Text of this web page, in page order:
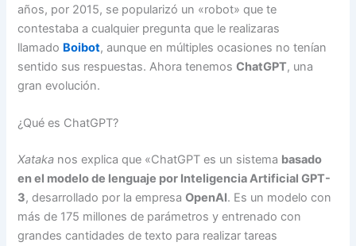
años, por 2015, se popularizó un «robot» que te
contestaba a cualquier pregunta que le realizaras
llamado Boibot, aunque en múltiples ocasiones no tenían
sentido sus respuestas. Ahora tenemosChatGPT, una
gran evolución.
¿Qué es ChatGPT?
Xataka nos explica que «ChatGPT es un sistema basado
en el modelo de lenguaje por Inteligencia Artificial GPT-
3, desarrollado por la empresaOpenAI. Es un modelo con
más de 175 millones de parámetros y entrenado con
grandes cantidades de texto para realizar tareas